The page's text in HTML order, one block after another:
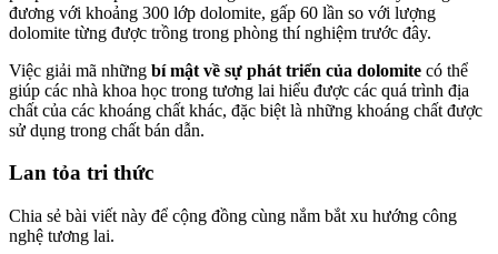
đương với khoảng 300 lớp dolomite, gấp 60 lần so với lượng
dolomite từng được trồng trong phòng thí nghiệm trước đây.
Việc giải mã những bí mật về sự phát triển của dolomite có thể
giúp các nhà khoa học trong tương lai hiểu được các quá trình địa
chất của các khoáng chất khác, đặc biệt là những khoáng chất được
sử dụng trong chất bán dẫn.
Lan tỏa tri thức
Chia sẻ bài viết này để cộng đồng cùng nắm bắt xu hướng công
nghệ tương lai.